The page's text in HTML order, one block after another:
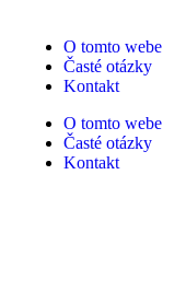
O tomto webe
Časté otázky
Kontakt
O tomto webe
Časté otázky
Kontakt